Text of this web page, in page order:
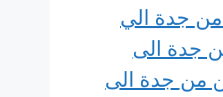
جدة الي
جدة الى
من جدة الى